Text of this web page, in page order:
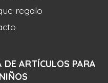
ARTÍCULOS PARA
regalo